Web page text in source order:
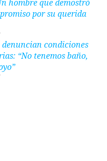
hombre que demostró
por su querida
denuncian condiciones
“No tenemos baño,